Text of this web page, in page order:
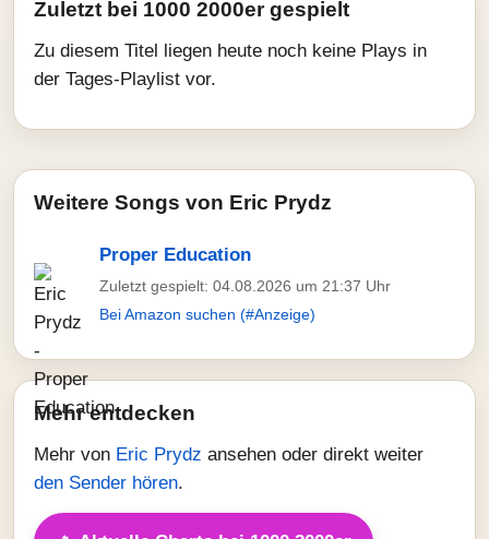
Zuletzt bei 1000 2000er gespielt
Zu diesem Titel liegen heute noch keine Plays in
der Tages-Playlist vor.
Weitere Songs von Eric Prydz
Proper Education
Zuletzt gespielt: 04.08.2026 um 21:37 Uhr
Bei Amazon suchen (#Anzeige)
Mehr entdecken
Mehr von Eric Prydz ansehen oder direkt weiter
den Sender hören.